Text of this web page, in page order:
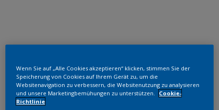
RAL 5015
SJ315G
Wenn Sie auf „Alle Cookies akzeptieren“ klicken, stimmen Sie der
Speicherung von Cookies auf Ihrem Gerät zu, um die
Websitenavigation zu verbessern, die Websitenutzung zu analysieren
und unsere Marketingbemühungen zu unterstützen.
Cookie-
Richtlinie